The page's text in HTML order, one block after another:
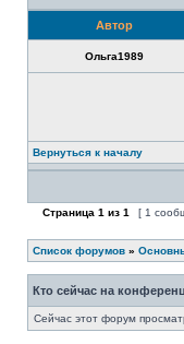
Автор
Ольга1989
Вернуться к началу
Страница 1 из 1 [ 1
Список форумов »
Кто сейчас на
Сейчас этот форум